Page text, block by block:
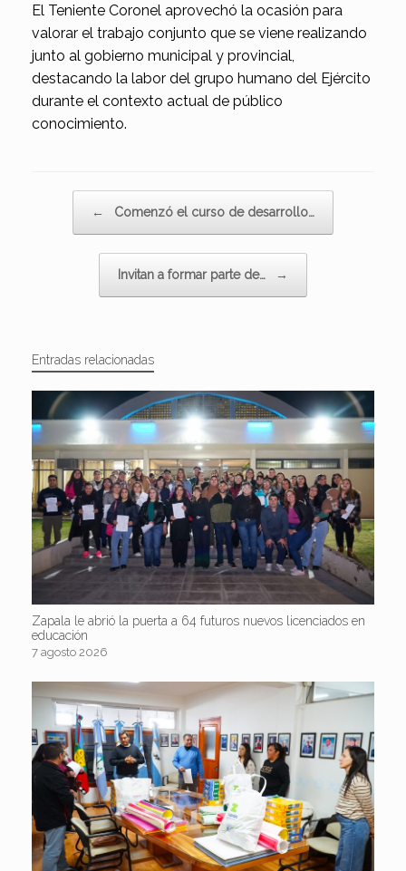
El Teniente Coronel aprovechó la ocasión para
valorar el trabajo conjunto que se viene realizando
junto al gobierno municipal y provincial,
destacando la labor del grupo humano del Ejército
durante el contexto actual de público
conocimiento.
← Comenzó el curso de desarrollo…
Invitan a formar parte de… →
Entradas relacionadas
Zapala le abrió la puerta a 64 futuros nuevos licenciados en
educación
7 agosto 2026